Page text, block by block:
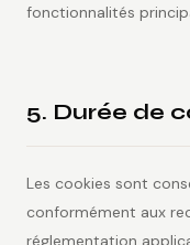
fonctionnalités
5. Durée de
Les cookies sont
conformément aux
réglementation